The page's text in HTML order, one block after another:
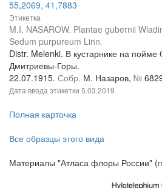
55,2069, 41,7883
Этикетка
M.I. NASAROW. Plantae gubernii
Sedum purpureum Linn.
Distr. Melenki. В кустарнике на пойме
Дмитриевы-Горы.
22.07.1915. Собр. М. Назаров, №
Дата ввода этикетки 5.03.2019
Полная карточка
Все образцы этого вида
Материалы "Атласа флоры России" (